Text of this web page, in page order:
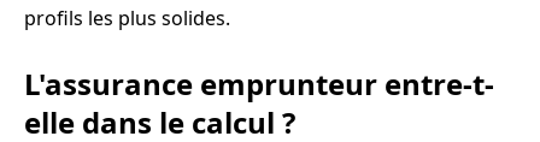
profils les plus solides.
L'assurance emprunteur entre-t-
elle dans le calcul ?